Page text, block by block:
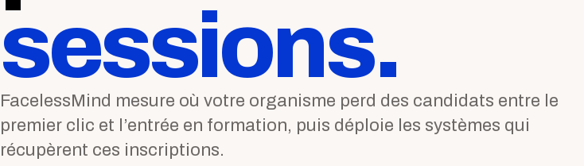
sessions.
FacelessMind mesure où votre organisme perd des candidats entre le
premier clic et l’entrée en formation, puis déploie les systèmes qui
récupèrent ces inscriptions.